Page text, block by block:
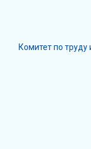
Комитет по труду